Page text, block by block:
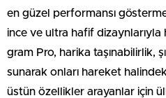
en güzel performansı
ince ve ultra hafif dizaynlarıyla
gram Pro, harika taşınabilirlik,
sunarak onları hareket
üstün özellikler arayanlar için